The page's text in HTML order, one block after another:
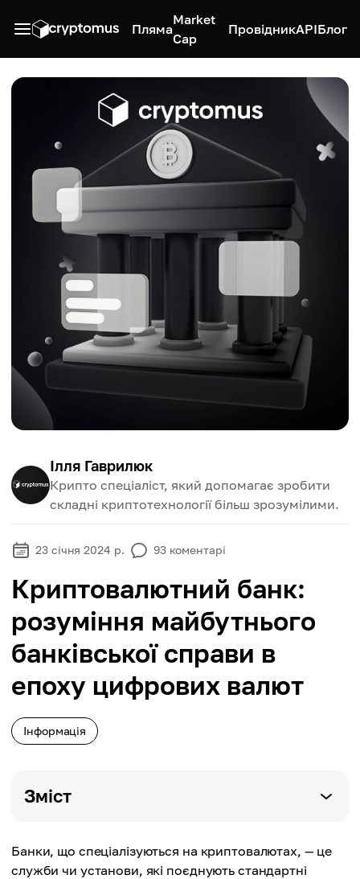
Пляма
Market
Cap
ПровідникAPIБлог
Ілля Гаврилюк
Крипто спеціаліст, який допомагає зробити
складні криптотехнології більш зрозумілими.
23 січня 2024 р. 93 коментарі
Криптовалютний банк:
розуміння майбутнього
банківської справи в
епоху цифрових валют
Інформація
Зміст
Банки, що спеціалізуються на криптовалютах, — це
служби чи установи, які поєднують стандартні